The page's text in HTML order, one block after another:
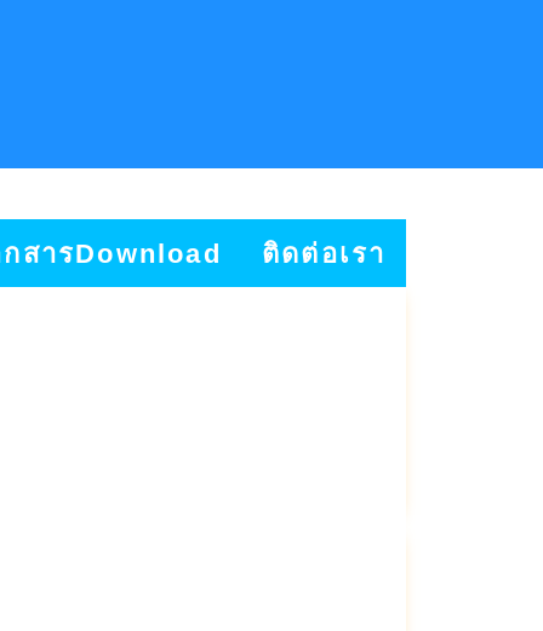
กสารDownload ติดต่อเรา